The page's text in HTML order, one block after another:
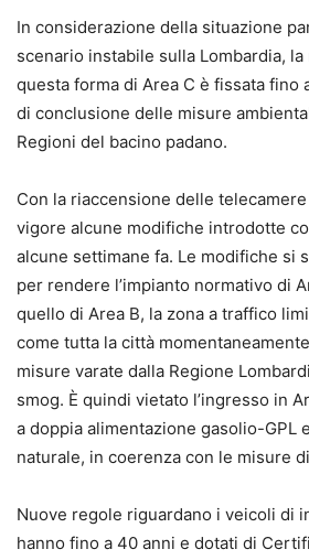
In considerazione della situazione
scenario instabile sulla Lombardia,
questa forma di Area C è fissata fino
di conclusione delle misure
Regioni del bacino padano.
Con la riaccensione delle
vigore alcune modifiche introdotte
alcune settimane fa. Le modifiche si
per rendere l’impianto normativo di
quello di Area B, la zona a traffico
come tutta la città
misure varate dalla Regione
smog. È quindi vietato l’ingresso in
a doppia alimentazione gasolio-GPL
naturale, in coerenza con le misure
Nuove regole riguardano i veicoli di
hanno fino a 40 anni e dotati di